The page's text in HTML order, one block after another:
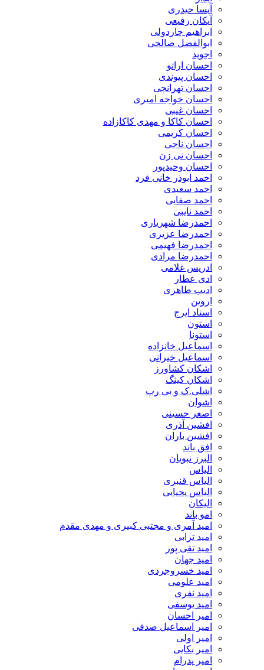
آیسا حیدری
آیکان رفیعی
ابراهیم چاردولی
ابوالفضل صالحی
اجوید
احسان اراتو
احسان پیوندی
احسان تهرانچی
احسان خواجه امیری
احسان غیبی
احسان کاکا و مهدی کاکازاده
احسان کریمی
احسان ناجی
احسان نی زن
احسان وحیدپور
احمد ابوذر خانی فرد
احمد سعیدی
احمد صفایی
احمد نایبی
احمدرضا شهریاری
احمدرضا عزیزی
احمدرضا فهیمی
احمدرضا مرادی
ادریس غلامی
ادی عطار
ادیب طاهری
اروین
استاد ایرج
استون
استونا
اسماعیل خانزاده
اسماعیل خیراتی
اشکان کشاورز
اشکان کینگ
اشلی.ک و بی رپ
اشوان
اصغر حسینی
افشین آذری
افشین باران
افق باند
البرز نبویان
الیاس
الیاس قنبرى
الیاس یحیایی
الیکان
امو باند
امید آمری و مجتبی کبیری و مهدى مقدم
امید ترابی
امید تقی پور
امید جهان
امید خسروجردی
امید علومی
امید نفری
امید یوسفی
امیر احسان
امیر اسماعیل صدفی
امیر اولی
امیر بکایی
امیر پدرام